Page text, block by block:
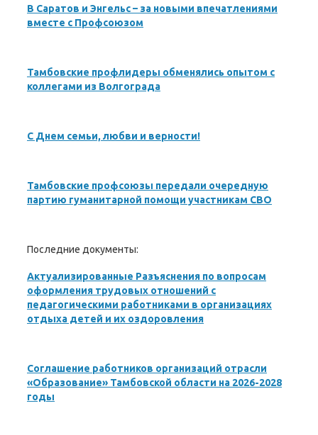
В Саратов и Энгельс – за новыми впечатлениями
вместе с Профсоюзом
Тамбовские профлидеры обменялись опытом с
коллегами из Волгограда
С Днем семьи, любви и верности!
Тамбовские профсоюзы передали очередную
партию гуманитарной помощи участникам СВО
Последние документы:
Актуализированные Разъяснения по вопросам
оформления трудовых отношений с
педагогическими работниками в организациях
отдыха детей и их оздоровления
Соглашение работников организаций отрасли
«Образование» Тамбовской области на 2026-2028
годы